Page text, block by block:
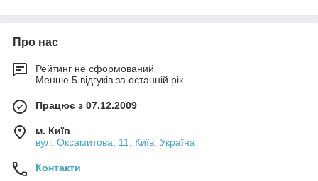
Про нас
Рейтинг не сформований
Менше 5 відгуків за останній рік
Працює з 07.12.2009
м. Київ
вул. Оксамитова, 11, Київ, Україна
Контакти